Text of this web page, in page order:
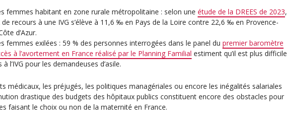
femmes habitant en zone rurale métropolitaine : selon uneétude de la DREES de 2023,
recours à une IVG s’élève à 11,6 ‰ en Pays de la Loire contre 22,6 ‰ en Provence-
d’Azur.
femmes exilées : 59 % des personnes interrogées dans le panel dupremier baromètre
à l’avortement en France réalisé par le Planning Familial estiment qu’il est plus difficile
à l’IVG pour les demandeuses d’asile.
médicaux, les préjugés, les politiques managériales ou encore les inégalités salariales
drastique des budgets des hôpitaux publics constituent encore des obstacles pour
faisant le choix ou non de la maternité en France.